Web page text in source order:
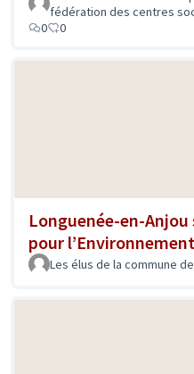
fédération des centres
0
0
Longuenée-en-
pour l’Environnement
Les élus de la commune